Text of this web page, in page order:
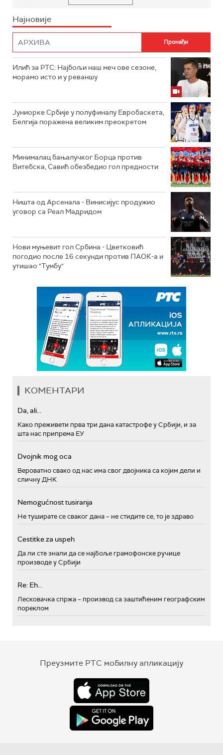
Најновије
Илић за РТС: Најбољи наш меч ове сезоне,
морамо исто и у реваншу
Јуниорке Србије у полуфиналу Евробаскета,
Белгија поражена великим преокретом
Минималац бањалучког Борца против
Витебска, Савић обезбедио гол предности
Ништа од Арсенала - Винисијус продужио
уговор са Реал Мадридом
Нови муњевит гол Србина - Цветковић
погодио после 16 секунди против ПАОК-а и
утишао "Тумбу"
КОМЕНТАРИ
Da, ali...
Како преживети прва три дана катастрофе у Србији, и за
шта нас припрема ЕУ
Dvojnik mog oca
Вероватно свако од нас има свог двојника са којим дели и
сличну ДНК
Nemogućnost tusiranja
Не туширате се сваког дана – не стидите се, то је здраво
Cestitke za uspeh
Да ли сте знали да се најбоље грамофонске ручице
производе у Србији
Re: Eh...
Лесковачка спржа – производ са заштићеним географским
пореклом
Преузмите РТС мобилну апликацију